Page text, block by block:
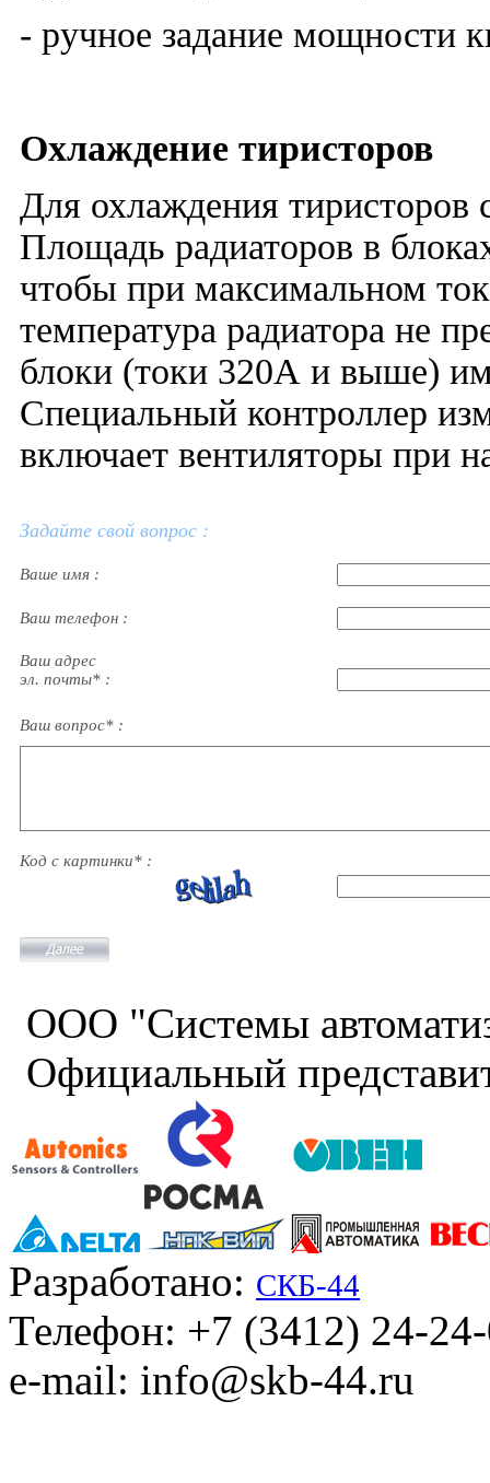
- ручное задание мощности
Охлаждение тиристоров
Для охлаждения
Площадь радиаторов в
чтобы при максимальном
температура радиатора не
блоки (токи 320А и выше)
Специальный контроллер
включает вентиляторы при
Задайте свой вопрос :
Ваше имя :
Ваш телефон :
Ваш адрес
эл. почты* :
Ваш вопрос* :
Код с картинки* :
ООО "Системы
Официальный
Разработано: СКБ-44
Телефон: +7 (3412) 24-
e-mail: info@skb-44.ru